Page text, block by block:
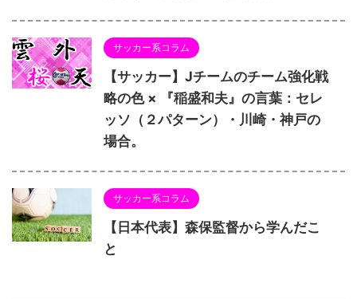
サッカー系コラム
【サッカー】Jチームのチーム強化戦
略の色 × 『稲盛和夫』の言葉：セレ
ッソ（２パターン）・川崎・神戸の
場合。
サッカー系コラム
【日本代表】森保監督から学んだこ
と